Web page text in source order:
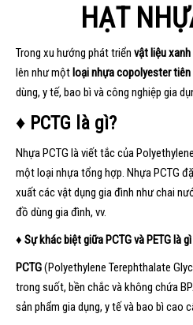
HẠT
Trong xu hướng phát triển vật liệu
lên như một loại nhựa copolyester
dùng, y tế, bao bì và công nghiệp gia
♦ PCTG là gì?
Nhựa PCTG là viết tắc của
một loại nhựa tổng hợp. Nhựa PCTG
xuất các vật dụng gia đình như chai
đồ dùng gia đình, vv.
♦ Sự khác biệt giữa PCTGvà PETG là
PCTG(Polyethylene Terephthalate
trong suốt, bền chắc và không chứa
sản phẩm gia dụng, y tế và bao bì cao